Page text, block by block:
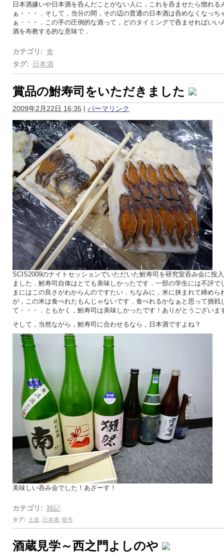
日本酒嫌いや日本酒を呑んだことがない人に，これを呑ませたら惚れる
ぁ・・・．そして，当分の間，その辺の普通の日本酒は呑めなくなっち
ぁ・・・．この手の圧倒的な酒って，どのタイミングで呑ませればいい
酒を布教する的な意味で．
カテゴリ : 食
タグ: 日本酒
賞品の鮒寿司をいただきました
2009年2月22日 16:35 | パーマリンク
SCIS2009のナイトセッションでいただいた鮒寿司を研究室呑み会に投
ました．鮒寿司自体はとても美味しかったです．一部の学生には不評で
まにはこの良さがわからんのですたい．ちなみに，米に挟まれて締めら
が，この米は食べれたもんじゃないです．食べれるかなぁと思って挑戦
て・・・．ともかく，鮒寿司は美味しかったです！ありがとうございま
そして，当然ながら，鮒寿司に合わせるなら，日本酒ですよね？
美味しい呑み会でした！あざーす！
カテゴリ : 雑記
タグ: 土産 日本酒 暗号
酒蔵見学～西之門よしのや